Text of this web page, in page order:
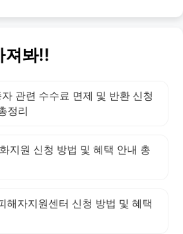
져봐!!
관련 수수료 면제 및 반환 신청
정리
지원 신청 방법 및 혜택 안내 총
해자지원센터 신청 방법 및 혜택